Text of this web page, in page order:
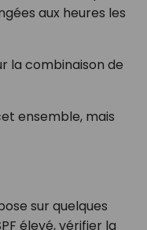
aux heures les
la combinaison de
ensemble, mais
sur quelques
élevé, vérifier la